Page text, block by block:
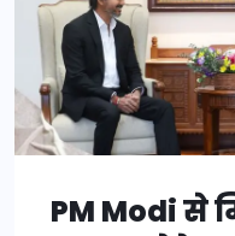
PM Modi से